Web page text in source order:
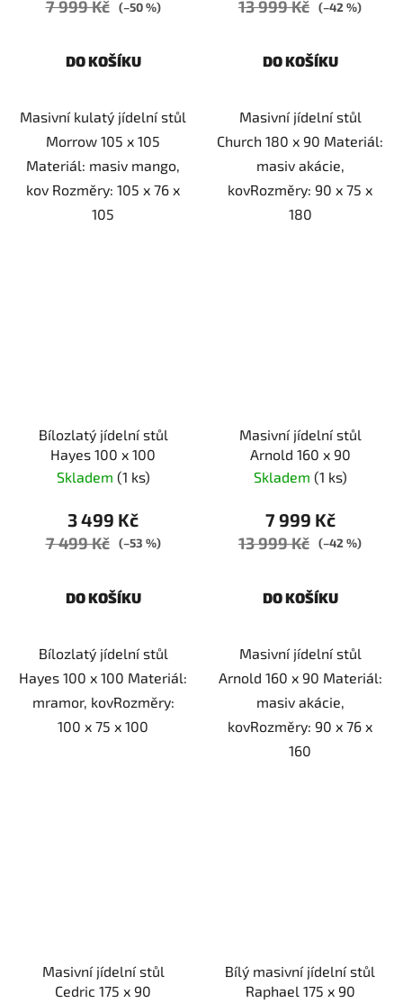
7 999 Kč (–50 %)
DO KOŠÍKU
Masivní kulatý jídelní stůl
Morrow 105 x 105
Materiál: masiv mango,
kov Rozměry: 105 x 76 x
105
13 999 Kč (–42 %)
DO KOŠÍKU
Masivní jídelní stůl
Church 180 x 90 Materiál:
masiv akácie,
kovRozměry: 90 x 75 x
180
Bílozlatý jídelní stůl
Hayes 100 x 100
Skladem (1 ks)
3 499 Kč
7 499 Kč (–53 %)
DO KOŠÍKU
Bílozlatý jídelní stůl
Hayes 100 x 100 Materiál:
mramor, kovRozměry:
100 x 75 x 100
Masivní jídelní stůl
Arnold 160 x 90
Skladem (1 ks)
7 999 Kč
13 999 Kč (–42 %)
DO KOŠÍKU
Masivní jídelní stůl
Arnold 160 x 90 Materiál:
masiv akácie,
kovRozměry: 90 x 76 x
160
Masivní jídelní stůl
Cedric 175 x 90
Bílý masivní jídelní stůl
Raphael 175 x 90